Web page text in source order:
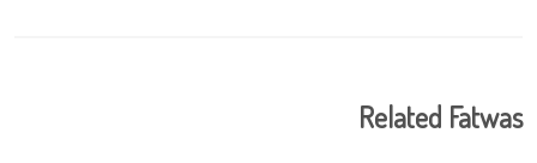
Related Fatwas